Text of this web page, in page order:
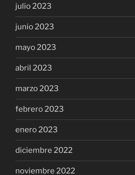
julio 2023
junio 2023
mayo 2023
abril 2023
marzo 2023
febrero 2023
enero 2023
diciembre 2022
noviembre 2022